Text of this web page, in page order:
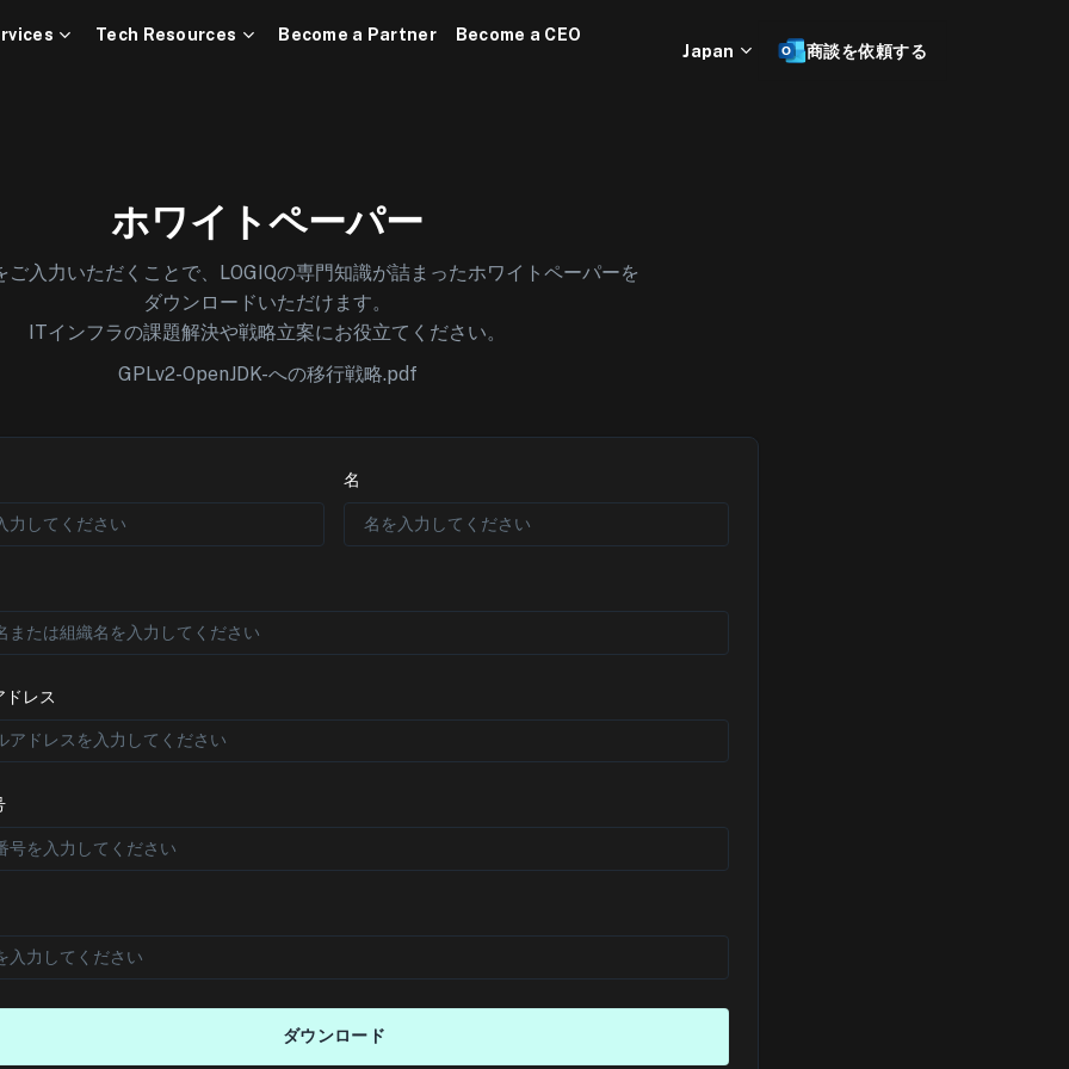
Tech Resources Become a Partner
Become a CEO
Japan
商談を依頼する
ホワイトペーパー
ご入力いただくことで、LOGIQの専門知識が詰まったホワイトペーパーを
ダウンロードいただけます。
ITインフラの課題解決や戦略立案にお役立てください。
GPLv2-OpenJDK-への移行戦略.pdf
名
ドレス